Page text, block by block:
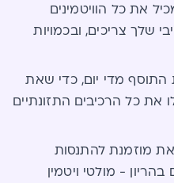
את כל הוויטמינים
שלך צריכים, ובכמויות
התוסף מדי יום, כדי שאת
את כל הרכיבים התזונתיים
מוזמנת להתנסות
- מולטי ויטמין